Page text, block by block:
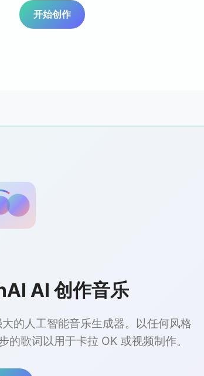
开始创作
AI 创作音乐
的人工智能音乐生成器。以任何风格
歌词以用于卡拉 OK 或视频制作。